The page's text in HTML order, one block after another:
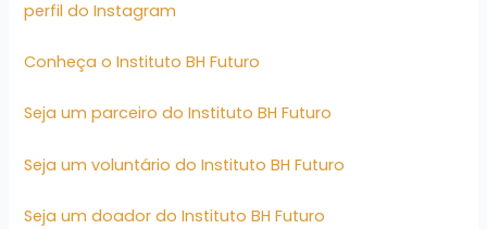
perfil do Instagram
Conheça o Instituto BH Futuro
Seja um parceiro do Instituto BH Futuro
Seja um voluntário do Instituto BH Futuro
Seja um doador do Instituto BH Futuro